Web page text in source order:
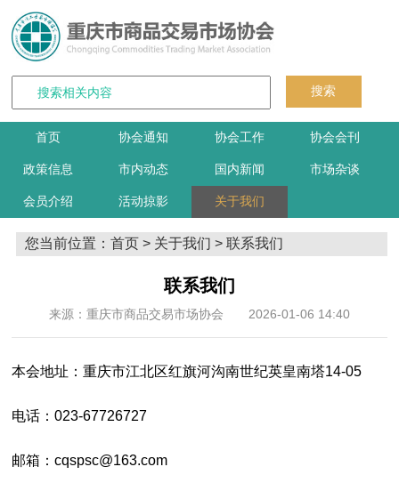
搜索
首页 协会通知 协会工作 协会会刊
政策信息 市内动态 国内新闻 市场杂谈
会员介绍 活动掠影 关于我们
您当前位置：首页 > 关于我们 > 联系我们
联系我们
来源： 重庆市商品交易市场协会 2026-01-06 14:40
本会地址：重庆市江北区红旗河沟南世纪英皇南塔14-05
电话：023-67726727
邮箱：cqspsc@163.com